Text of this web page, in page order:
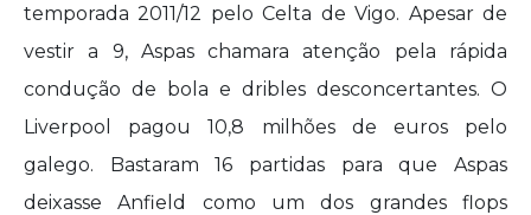
temporada 2011/12 pelo Celta de Vigo. Apesar de
vestir a 9, Aspas chamara atenção pela rápida
condução de bola e dribles desconcertantes. O
Liverpool pagou 10,8 milhões de euros pelo
galego. Bastaram 16 partidas para que Aspas
deixasse Anfield como um dos grandes flops